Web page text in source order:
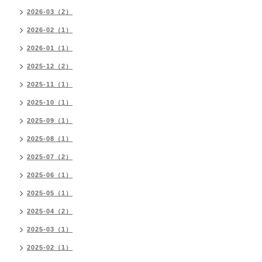
2026-03（2）
2026-02（1）
2026-01（1）
2025-12（2）
2025-11（1）
2025-10（1）
2025-09（1）
2025-08（1）
2025-07（2）
2025-06（1）
2025-05（1）
2025-04（2）
2025-03（1）
2025-02（1）